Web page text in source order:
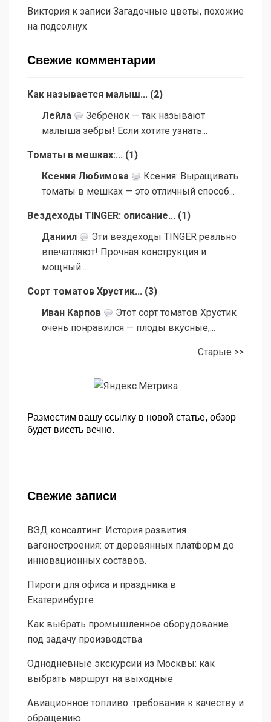
Виктория к записи Загадочные цветы, похожие
на подсолнух
Свежие комментарии
Как называется малыш... (2)
Лейла
Зебрёнок — так называют
малыша зебры! Если хотите узнать...
Томаты в мешках:... (1)
Ксения Любимова
Ксения: Выращивать
томаты в мешках — это отличный способ...
Вездеходы TINGER: описание... (1)
Даниил
Эти вездеходы TINGER реально
впечатляют! Прочная конструкция и
мощный...
Сорт томатов Хрустик... (3)
Иван Карпов
Этот сорт томатов Хрустик
очень понравился — плоды вкусные,...
Старые >>
Разместим вашу ссылку в новой статье, обзор
будет висеть вечно.
Свежие записи
ВЭД консалтинг: История развития
вагоностроения: от деревянных платформ до
инновационных составов.
Пироги для офиса и праздника в
Екатеринбурге
Как выбрать промышленное оборудование
под задачу производства
Однодневные экскурсии из Москвы: как
выбрать маршрут на выходные
Авиационное топливо: требования к качеству и
обращению